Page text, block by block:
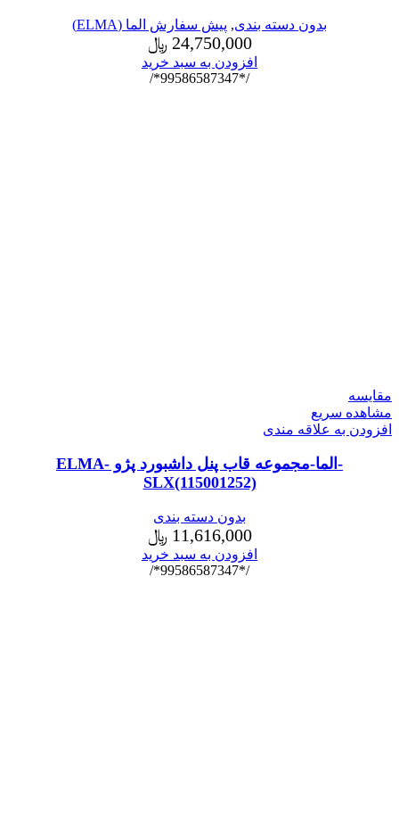
بدون دسته بندی, پیش سفارش الما (ELMA)
24,750,000 ﷼
افزودن به سبد خرید
/*99586587347*/
مقایسه
مشاهده سریع
افزودن به علاقه مندی
-الما-مجموعه قاب پنل داشبورد پژو ELMA-
SLX(115001252)
بدون دسته بندی
11,616,000 ﷼
افزودن به سبد خرید
/*99586587347*/